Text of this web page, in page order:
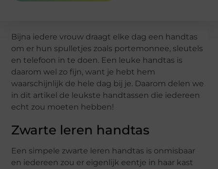
Bijna iedere vrouw draagt elke dag een handtas
om er hun spulletjes zoals portemonnee, sleutels
en telefoon in te doen. Een leuke handtas is
daarom wel zo fijn, want je hebt hem
waarschijnlijk de hele dag bij je. Daarom delen we
in dit artikel de leukste handtassen die iedereen
echt zou moeten hebben!
Zwarte leren handtas
Een simpele zwarte leren handtas is onmisbaar
en iedereen zou er eigenlijk eentje in haar kast